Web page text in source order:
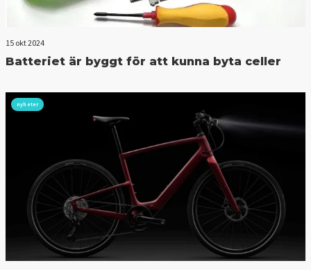
15 okt 2024
Batteriet är byggt för att kunna byta celler
nyheter